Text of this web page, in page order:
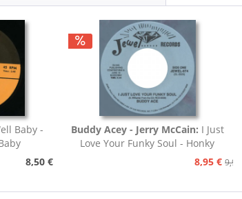
Baby -
8,50 €
Buddy Acey - Jerry McCain: I Just
Love Your Funky Soul - Honky
8,95 € 9,95 €